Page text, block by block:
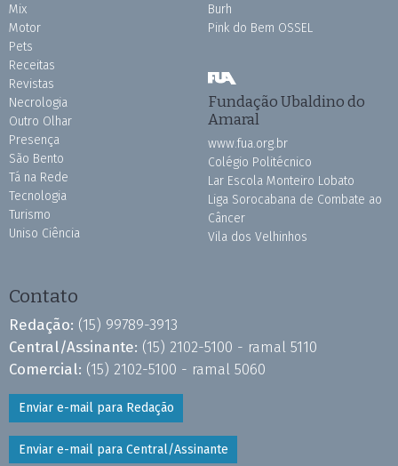
Mix
Motor
Pets
Receitas
Revistas
Necrologia
Outro Olhar
Presença
São Bento
Tá na Rede
Tecnologia
Turismo
Uniso Ciência
Burh
Pink do Bem OSSEL
Fundação Ubaldino do
Amaral
www.fua.org.br
Colégio Politécnico
Lar Escola Monteiro Lobato
Liga Sorocabana de Combate ao
Câncer
Vila dos Velhinhos
Contato
Redação: (15) 99789-3913
Central/Assinante: (15) 2102-5100 - ramal 5110
Comercial: (15) 2102-5100 - ramal 5060
Enviar e-mail para Redação
Enviar e-mail para Central/Assinante